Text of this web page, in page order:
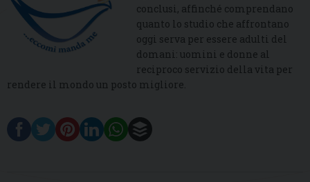
conclusi, affinché comprendano
quanto lo studio che affrontano
oggi serva per essere adulti del
domani: uomini e donne al
reciproco servizio della vita per
rendere il mondo un posto migliore.